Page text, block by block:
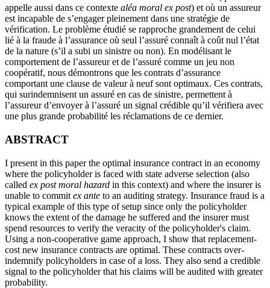
appelle aussi dans ce contexte aléa moral ex post) et où un assureur
est incapable de s’engager pleinement dans une stratégie de
vérification. Le problème étudié se rapproche grandement de celui
lié à la fraude à l’assurance où seul l’assuré connaît à coût nul l’état
de la nature (s’il a subi un sinistre ou non). En modélisant le
comportement de l’assureur et de l’assuré comme un jeu non
coopératif, nous démontrons que les contrats d’assurance
comportant une clause de valeur à neuf sont optimaux. Ces contrats,
qui surindemnisent un assuré en cas de sinistre, permettent à
l’assureur d’envoyer à l’assuré un signal crédible qu’il vérifiera avec
une plus grande probabilité les réclamations de ce dernier.
ABSTRACT
I present in this paper the optimal insurance contract in an economy
where the policyholder is faced with state adverse selection (also
called ex post moral hazard in this context) and where the insurer is
unable to commit ex ante to an auditing strategy. Insurance fraud is a
typical example of this type of setup since only the policyholder
knows the extent of the damage he suffered and the insurer must
spend resources to verify the veracity of the policyholder's claim.
Using a non-cooperative game approach, I show that replacement-
cost new insurance contracts are optimal. These contracts over-
indemnify policyholders in case of a loss. They also send a credible
signal to the policyholder that his claims will be audited with greater
probability.